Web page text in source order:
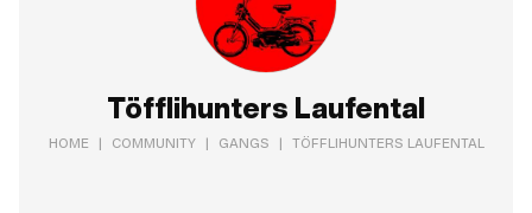
Töfflihunters Laufental
HOME | COMMUNITY | GANGS | TÖFFLIHUNTERS LAUFENTAL